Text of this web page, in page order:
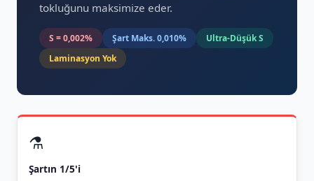
tokluğunu maksimize eder.
S = 0,002% Şart Maks. 0,010%
Ultra-Düşük S
Laminasyon Yok
⚗️
Şartın 1/5'i